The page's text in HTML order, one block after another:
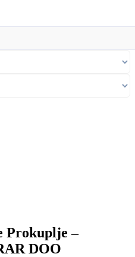
Prokuplje –
DOO